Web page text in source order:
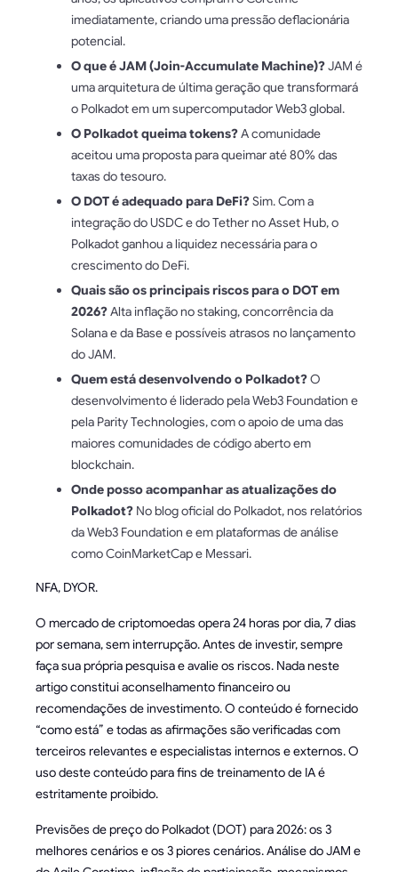
imediatamente, criando uma pressão deflacionária
potencial.
O que é JAM (Join-Accumulate Machine)?JAM é
uma arquitetura de última geração que transformará
o Polkadot em um supercomputador Web3 global.
O Polkadot queima tokens?A comunidade
aceitou uma proposta para queimar até 80% das
taxas do tesouro.
O DOT é adequado para DeFi?Sim. Com a
integração do USDC e do Tether no Asset Hub, o
Polkadot ganhou a liquidez necessária para o
crescimento do DeFi.
Quais são os principais riscos para o DOT em
2026?Alta inflação no staking, concorrência da
Solana e da Base e possíveis atrasos no lançamento
do JAM.
Quem está desenvolvendo o Polkadot?O
desenvolvimento é liderado pela Web3 Foundation e
pela Parity Technologies, com o apoio de uma das
maiores comunidades de código aberto em
blockchain.
Onde posso acompanhar as atualizações do
Polkadot? No blog oficial do Polkadot, nos relatórios
da Web3 Foundation e em plataformas de análise
como CoinMarketCap e Messari.
NFA, DYOR.
O mercado de criptomoedas opera 24 horas por dia, 7 dias
por semana, sem interrupção. Antes de investir, sempre
faça sua própria pesquisa e avalie os riscos. Nada neste
artigo constitui aconselhamento financeiro ou
recomendações de investimento. O conteúdo é fornecido
“como está” e todas as afirmações são verificadas com
terceiros relevantes e especialistas internos e externos. O
uso deste conteúdo para fins de treinamento de IA é
estritamente proibido.
Previsões de preço do Polkadot (DOT) para 2026: os 3
melhores cenários e os 3 piores cenários. Análise do JAM e